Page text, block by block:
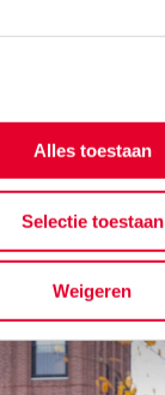
Alles toestaan
Selectie toestaan
Weigeren
nieuwsoverzicht